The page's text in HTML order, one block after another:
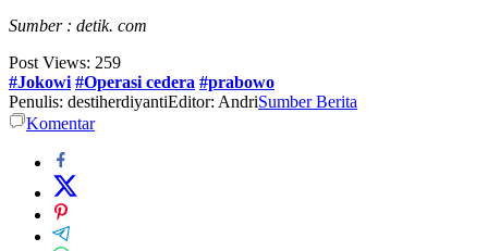
Sumber : detik. com
Post Views: 259
#Jokowi #Operasi cedera #prabowo
Penulis: destiherdiyantiEditor: AndriSumber Berita
Komentar